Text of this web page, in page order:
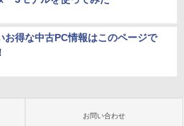
お得な中古PC情報はこのページで
お問い合わせ